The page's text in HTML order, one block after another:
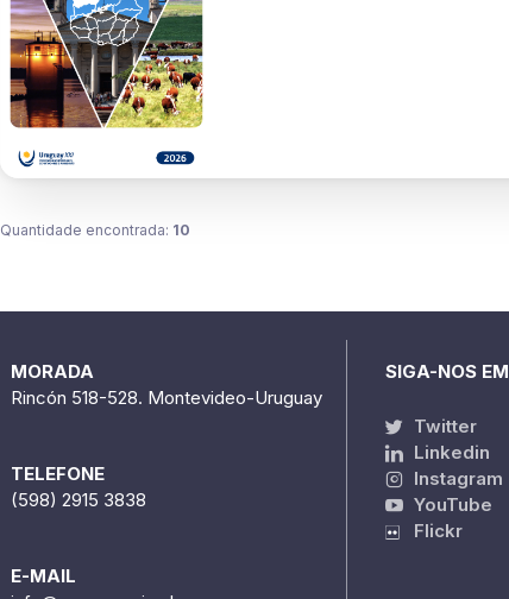
Quantidade encontrada: 10
MORADA
Rincón 518-528. Montevideo-Uruguay
TELEFONE
(598) 2915 3838
E-MAIL
SIGA-NOS EM
Twitter
Linkedin
Instagram
YouTube
Flickr